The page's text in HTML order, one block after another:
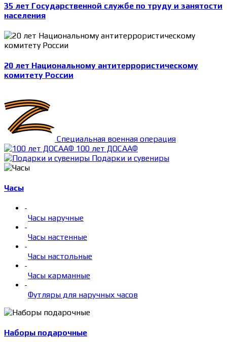
35 лет Государственной службе по труду и занятости
населения
20 лет Национальному антитеррористическому
комитету России
Специальная военная операция
100 лет ДОСААФ
Подарки и сувениры
Часы
-
Часы наручные
-
Часы настенные
-
Часы настольные
-
Часы карманные
-
Футляры для наручных часов
Наборы подарочные